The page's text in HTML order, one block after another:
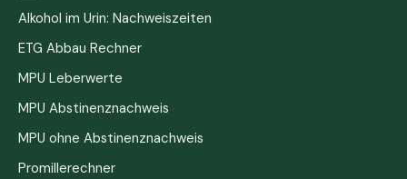
Alkohol im Urin: Nachweiszeiten
ETG Abbau Rechner
MPU Leberwerte
MPU Abstinenznachweis
MPU ohne Abstinenznachweis
Promillerechner